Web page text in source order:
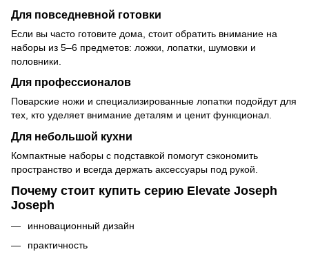
Для повседневной готовки
Если вы часто готовите дома, стоит обратить внимание на
наборы из 5–6 предметов: ложки, лопатки, шумовки и
половники.
Для профессионалов
Поварские ножи и специализированные лопатки подойдут для
тех, кто уделяет внимание деталям и ценит функционал.
Для небольшой кухни
Компактные наборы с подставкой помогут сэкономить
пространство и всегда держать аксессуары под рукой.
Почему стоит купить серию Elevate Joseph
Joseph
инновационный дизайн
практичность